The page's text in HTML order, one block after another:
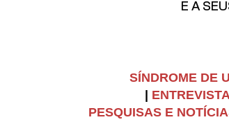
E A
SÍNDROME DE
PESQUISAS E